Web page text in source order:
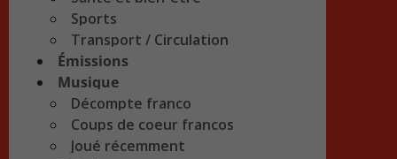
Sports
Transport / Circulation
Émissions
Musique
Décompte franco
Coups de coeur francos
Joué récemment